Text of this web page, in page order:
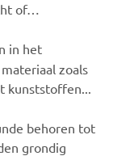
of…
in het
zoals
kunststoffen...
behoren tot
grondig